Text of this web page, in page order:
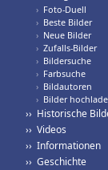
› Foto-Duell
› Beste Bilder
› Neue Bilder
› Zufalls-Bilder
› Bildersuche
› Farbsuche
› Bildautoren
› Bilder
›› Historische
›› Videos
›› Informationen
›› Geschichte